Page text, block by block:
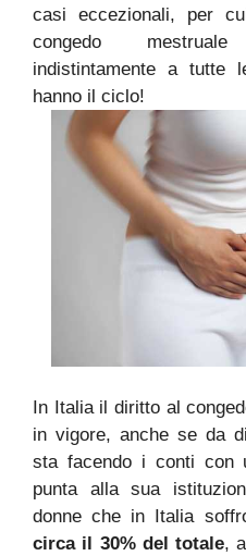
casi eccezionali, per
congedo
indistintamente a tutte
hanno il ciclo!
In Italia il diritto al
in vigore, anche se da
sta facendo i conti con
punta alla sua
donne che in Italia
circa il 30% del totale,